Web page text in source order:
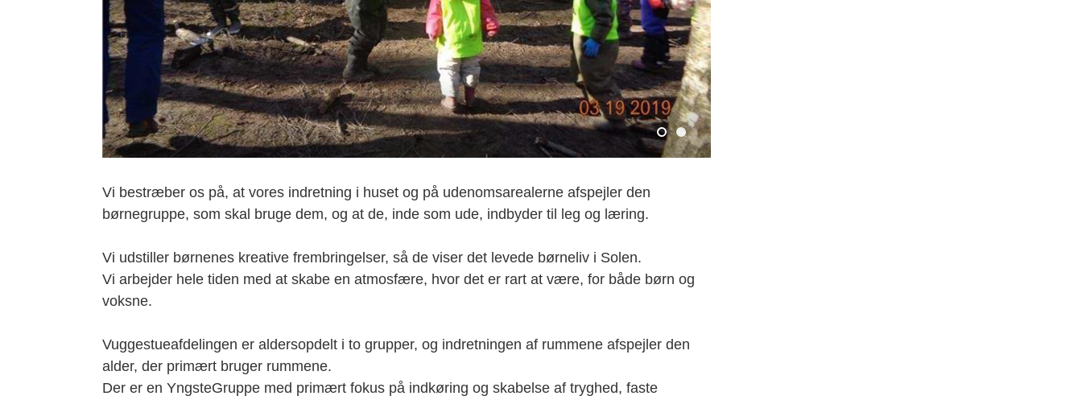
Vi bestræber os på, at vores indretning i huset og på udenomsarealerne afspejler den
børnegruppe, som skal bruge dem, og at de, inde som ude, indbyder til leg og læring.
Vi udstiller børnenes kreative frembringelser, så de viser det levede børneliv i Solen.
Vi arbejder hele tiden med at skabe en atmosfære, hvor det er rart at være, for både børn og
voksne.
Vuggestueafdelingen er aldersopdelt i to grupper, og indretningen af rummene afspejler den
alder, der primært bruger rummene.
Der er en YngsteGruppe med primært fokus på indkøring og skabelse af tryghed, faste